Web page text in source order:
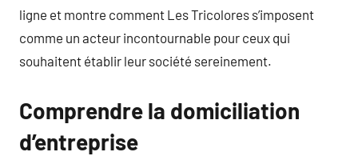
ligne et montre comment Les Tricolores s’imposent
comme un acteur incontournable pour ceux qui
souhaitent établir leur société sereinement.
Comprendre la domiciliation
d’entreprise